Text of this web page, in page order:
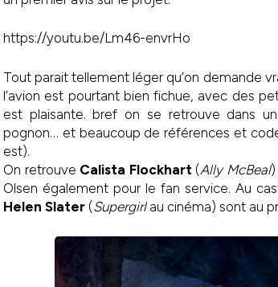
https://youtu.be/Lm46-envrHo
Tout parait tellement léger qu’on demande
l’avion est pourtant bien fichue, avec des
est plaisante. bref on se retrouve dans
pognon… et beaucoup de références et
est).
On retrouve Calista Flockhart (Ally McBeal)
Olsen également pour le fan service. Au
Helen Slater (Supergirlau cinéma) sont au